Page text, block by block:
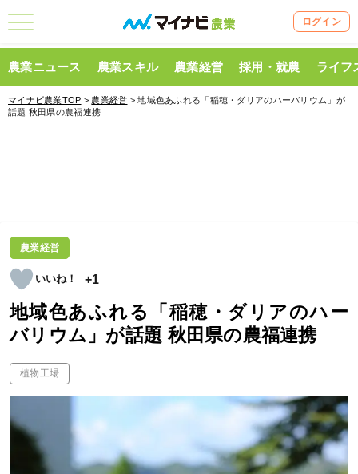
ログイン
農業ニュース 農業スキル 農業経営 採用・就農 ライフ
マイナビ農業TOP > 農業経営 > 地域色あふれる「稲穂・ダリアのハーバリウム」が
話題 秋田県の農福連携
農業経営
+1
地域色あふれる「稲穂・ダリアのハー
バリウム」が話題 秋田県の農福連携
植物工場